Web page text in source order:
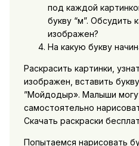
под каждой
букву “м”. Обсудить
изображен?
На какую букву
Раскрасить картинки,
изображен, вставить
”Мойдодыр». Малыши
самостоятельно
Скачать раскраски
Попытаемся нарисовать